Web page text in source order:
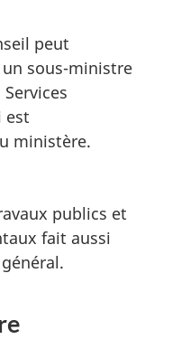
peut
sous-ministre
est
ministère.
publics et
fait aussi